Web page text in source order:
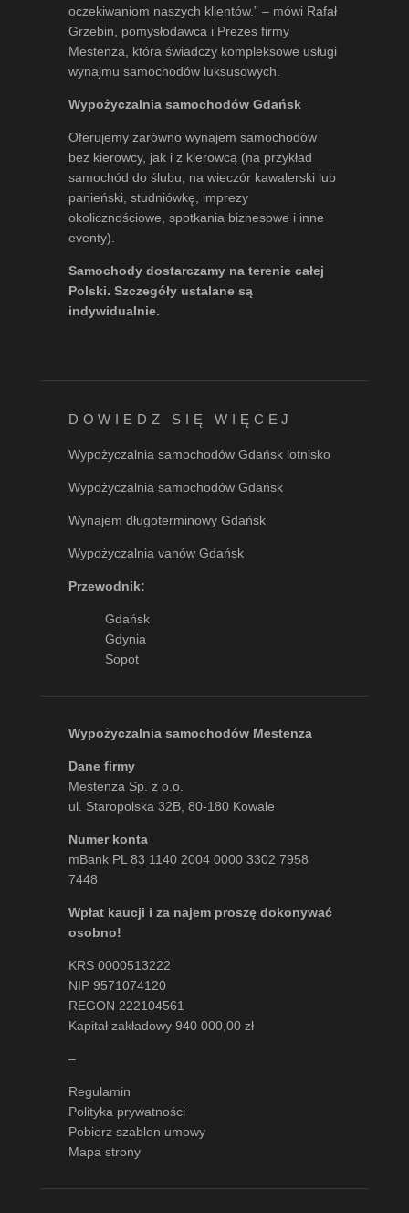
oczekiwaniom naszych klientów.” – mówi Rafał
Grzebin, pomysłodawca i Prezes firmy
Mestenza, która świadczy kompleksowe usługi
wynajmu samochodów luksusowych.
Wypożyczalnia samochodów Gdańsk
Oferujemy zarówno wynajem samochodów
bez kierowcy, jak i z kierowcą (na przykład
samochód do ślubu, na wieczór kawalerski lub
panieński, studniówkę, imprezy
okolicznościowe, spotkania biznesowe i inne
eventy).
Samochody dostarczamy na terenie całej
Polski. Szczegóły ustalane są
indywidualnie.
DOWIEDZ SIĘ WIĘCEJ
Wypożyczalnia samochodów Gdańsk lotnisko
Wypożyczalnia samochodów Gdańsk
Wynajem długoterminowy Gdańsk
Wypożyczalnia vanów Gdańsk
Przewodnik:
Gdańsk
Gdynia
Sopot
Wypożyczalnia samochodów Mestenza
Dane firmy
Mestenza Sp. z o.o.
ul. Staropolska 32B, 80-180 Kowale
Numer konta
mBank PL 83 1140 2004 0000 3302 7958
7448
Wpłat kaucji i za najem proszę dokonywać
osobno!
KRS 0000513222
NIP 9571074120
REGON 222104561
Kapitał zakładowy 940 000,00 zł
–
Regulamin
Polityka prywatności
Pobierz szablon umowy
Mapa strony